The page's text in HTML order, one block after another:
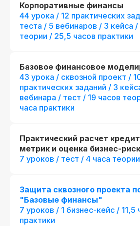
Корпоративные финансы
44 урока / 12 практических
теста / 5 вебинаров / 3 кейса /
теории / 25,5 часов практики
Базовое финансовое
43 урока / сквозной проект /
практических заданий / 3
вебинара / тест / 19 часов
часа практики
Практический расчет
метрик и оценка бизнес-
7 уроков / тест / 4 часа теории
Защита сквозного проекта
"Базовые финансы"
7 уроков / 1 бизнес-кейс / 11,5
практики